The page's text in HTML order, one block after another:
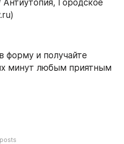
форму и получайте
минут любым приятным